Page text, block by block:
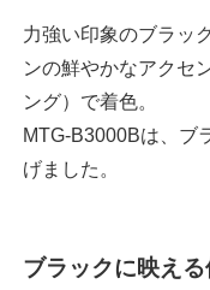
力強い印象のブラッ
ンの鮮やかなアクセ
ング）で着色。
MTG-B3000Bは、ブ
げました。
ブラックに映え